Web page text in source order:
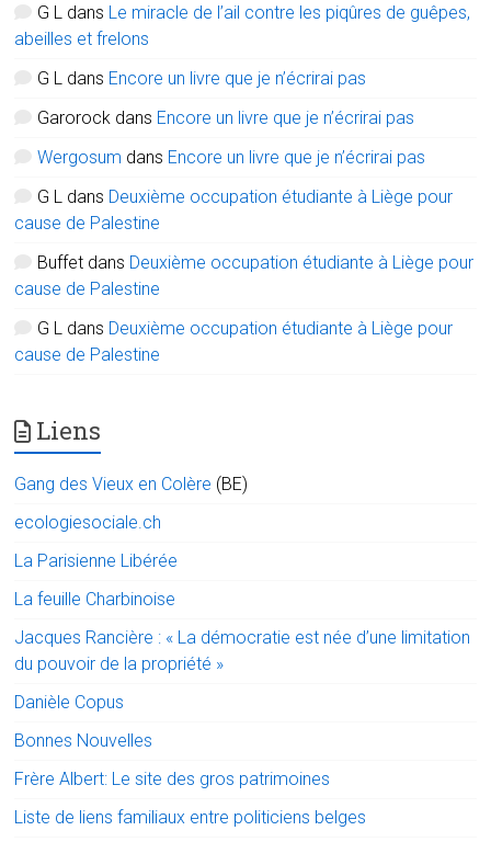
G L dans Le miracle de l’ail contre les piqûres de guêpes,
abeilles et frelons
G L dans Encore un livre que je n’écrirai pas
Garorock dans Encore un livre que je n’écrirai pas
Wergosum dans Encore un livre que je n’écrirai pas
G L dans Deuxième occupation étudiante à Liège pour
cause de Palestine
Buffet dans Deuxième occupation étudiante à Liège pour
cause de Palestine
G L dans Deuxième occupation étudiante à Liège pour
cause de Palestine
Liens
Gang des Vieux en Colère (BE)
ecologiesociale.ch
La Parisienne Libérée
La feuille Charbinoise
Jacques Rancière : « La démocratie est née d’une limitation
du pouvoir de la propriété »
Danièle Copus
Bonnes Nouvelles
Frère Albert: Le site des gros patrimoines
Liste de liens familiaux entre politiciens belges